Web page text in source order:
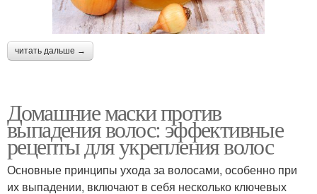
читать дальше →
Домашние маски против
выпадения волос: эффективные
рецепты для укрепления волос
Основные принципы ухода за волосами, особенно при
их выпадении, включают в себя несколько ключевых